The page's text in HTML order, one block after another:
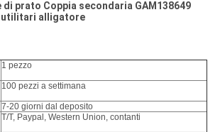
prato Coppia secondaria GAM138649
utilitari alligatore
1 pezzo
100 pezzi a settimana
7-20 giorni dal deposito
T/T, Paypal, Western Union, contanti